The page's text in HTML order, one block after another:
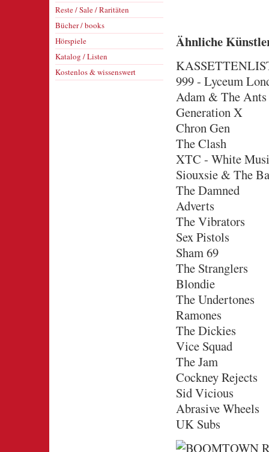
Reste / Sale / Raritäten
Bücher / books
Hörspiele
Katalog / Listen
Kostenlos & wissenswert
Ähnliche
999 - Lyceum
Adam & The Ants
Generation X
Chron Gen
The Clash
XTC - White
Siouxsie & The
The Damned
Adverts
The Vibrators
Sex Pistols
Sham 69
The Stranglers
Blondie
The Undertones
Ramones
The Dickies
Vice Squad
The Jam
Cockney Rejects
Sid Vicious
Abrasive Wheels
UK Subs